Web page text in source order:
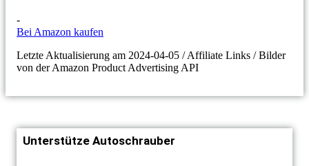
-
Bei Amazon kaufen
Letzte Aktualisierung am 2024-04-05 / Affiliate Links / Bilder
von der Amazon Product Advertising API
Unterstütze Autoschrauber